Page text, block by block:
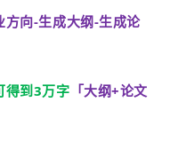
方向-生成大纲-生成论
得到3万字 「大纲+论文